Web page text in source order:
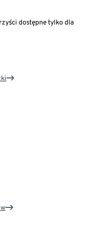
dostępne tylko dla